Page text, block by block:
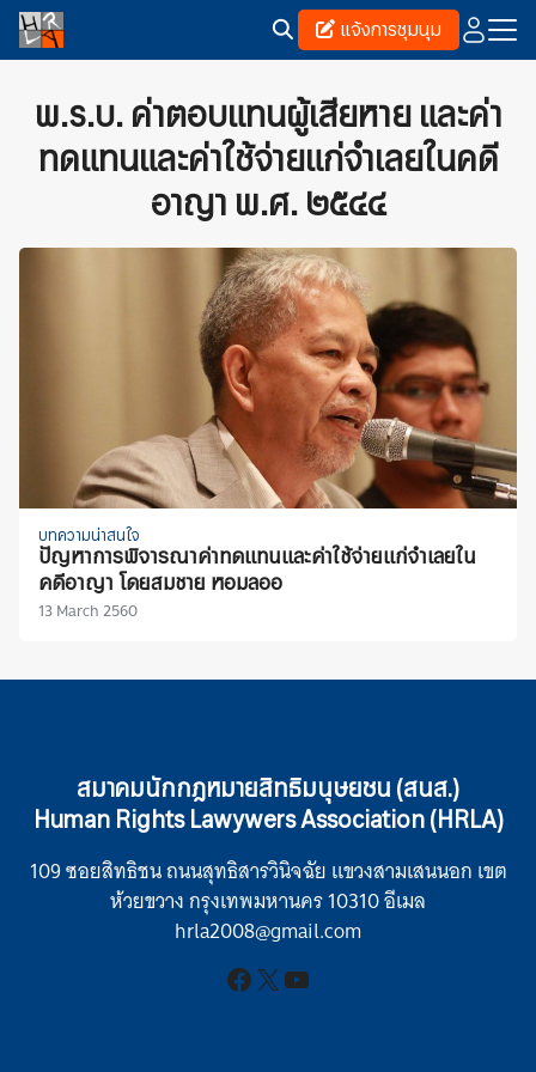
Skip
แจ้งการชุมนุม
พ.ร.บ. ค่าตอบแทนผู้เสียหาย และค่า
ทดแทนและค่าใช้จ่ายแก่จำเลยในคดี
อาญา พ.ศ. ๒๕๔๔
บทความน่าสนใจ
ปัญหาการพิจารณาค่าทดแทนและค่าใช้จ่ายแก่จำเลยใน
คดีอาญา โดยสมชาย หอมลออ
13 March 2560
สมาคมนักกฎหมายสิทธิมนุษยชน (สนส.)
Human Rights Lawywers Association (HRLA)
109 ซอยสิทธิชน ถนนสุทธิสารวินิจฉัย แขวงสามเสนนอก เขต
ห้วยขวาง กรุงเทพมหานคร 10310 อีเมล
hrla2008@gmail.com
Facebook
X YouTube